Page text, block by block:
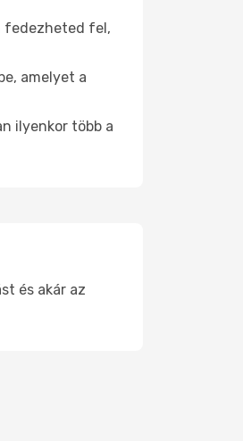
fedezheted fel,
amelyet a
ilyenkor több a
és akár az